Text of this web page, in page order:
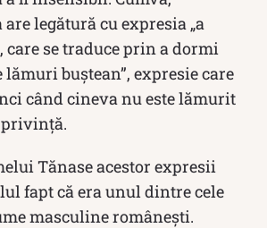
legătură cu expresia „a
care se traduce prin a dormi
lămuri buștean”, expresie care
când cineva nu este lămurit
Tănase acestor expresii
fapt că era unul dintre cele
masculine românești.